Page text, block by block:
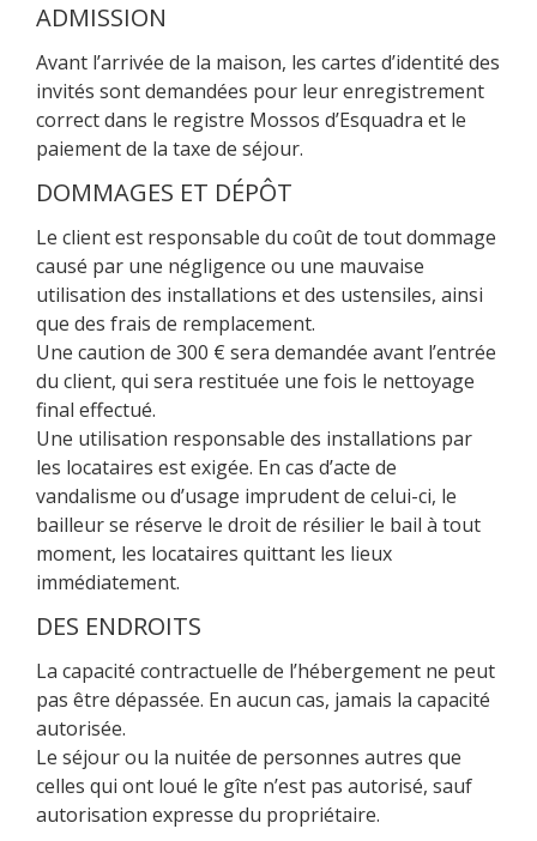
ADMISSION
Avant l’arrivée de la maison, les cartes d’identité des
invités sont demandées pour leur enregistrement
correct dans le registre Mossos d’Esquadra et le
paiement de la taxe de séjour.
DOMMAGES ET DÉPÔT
Le client est responsable du coût de tout dommage
causé par une négligence ou une mauvaise
utilisation des installations et des ustensiles, ainsi
que des frais de remplacement.
Une caution de 300 € sera demandée avant l’entrée
du client, qui sera restituée une fois le nettoyage
final effectué.
Une utilisation responsable des installations par
les locataires est exigée. En cas d’acte de
vandalisme ou d’usage imprudent de celui-ci, le
bailleur se réserve le droit de résilier le bail à tout
moment, les locataires quittant les lieux
immédiatement.
DES ENDROITS
La capacité contractuelle de l’hébergement ne peut
pas être dépassée. En aucun cas, jamais la capacité
autorisée.
Le séjour ou la nuitée de personnes autres que
celles qui ont loué le gîte n’est pas autorisé, sauf
autorisation expresse du propriétaire.